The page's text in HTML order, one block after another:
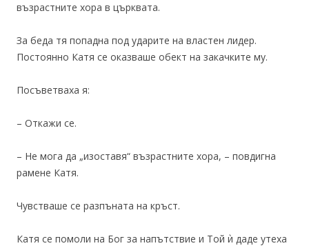
възрастните хора в църквата.
За беда тя попадна под ударите на властен лидер.
Постоянно Катя се оказваше обект на закачките му.
Посъветваха я:
– Откажи се.
– Не мога да „изоставя“ възрастните хора, – повдигна
рамене Катя.
Чувстваше се разпъната на кръст.
Катя се помоли на Бог за напътствие и Той ѝ даде утеха